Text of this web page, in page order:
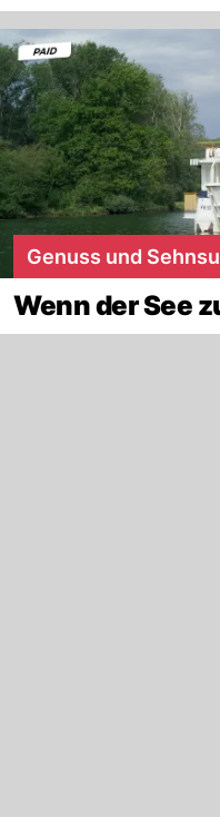
Genuss und
Wenn der See